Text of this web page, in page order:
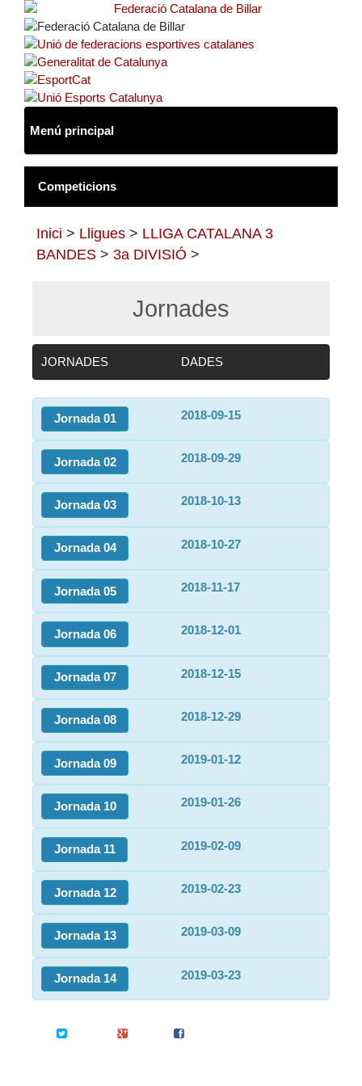
Inici > Lligues > LLIGA CATALANA 3
BANDES > 3a DIVISIÓ >
Jornades
JORNADES DADES
Jornada 01 2018-09-15
Jornada 02 2018-09-29
Jornada 03 2018-10-13
Jornada 04 2018-10-27
Jornada 05 2018-11-17
Jornada 06 2018-12-01
Jornada 07 2018-12-15
Jornada 08 2018-12-29
Jornada 09 2019-01-12
Jornada 10 2019-01-26
Jornada 11 2019-02-09
Jornada 12 2019-02-23
Jornada 13 2019-03-09
Jornada 14 2019-03-23
Google+